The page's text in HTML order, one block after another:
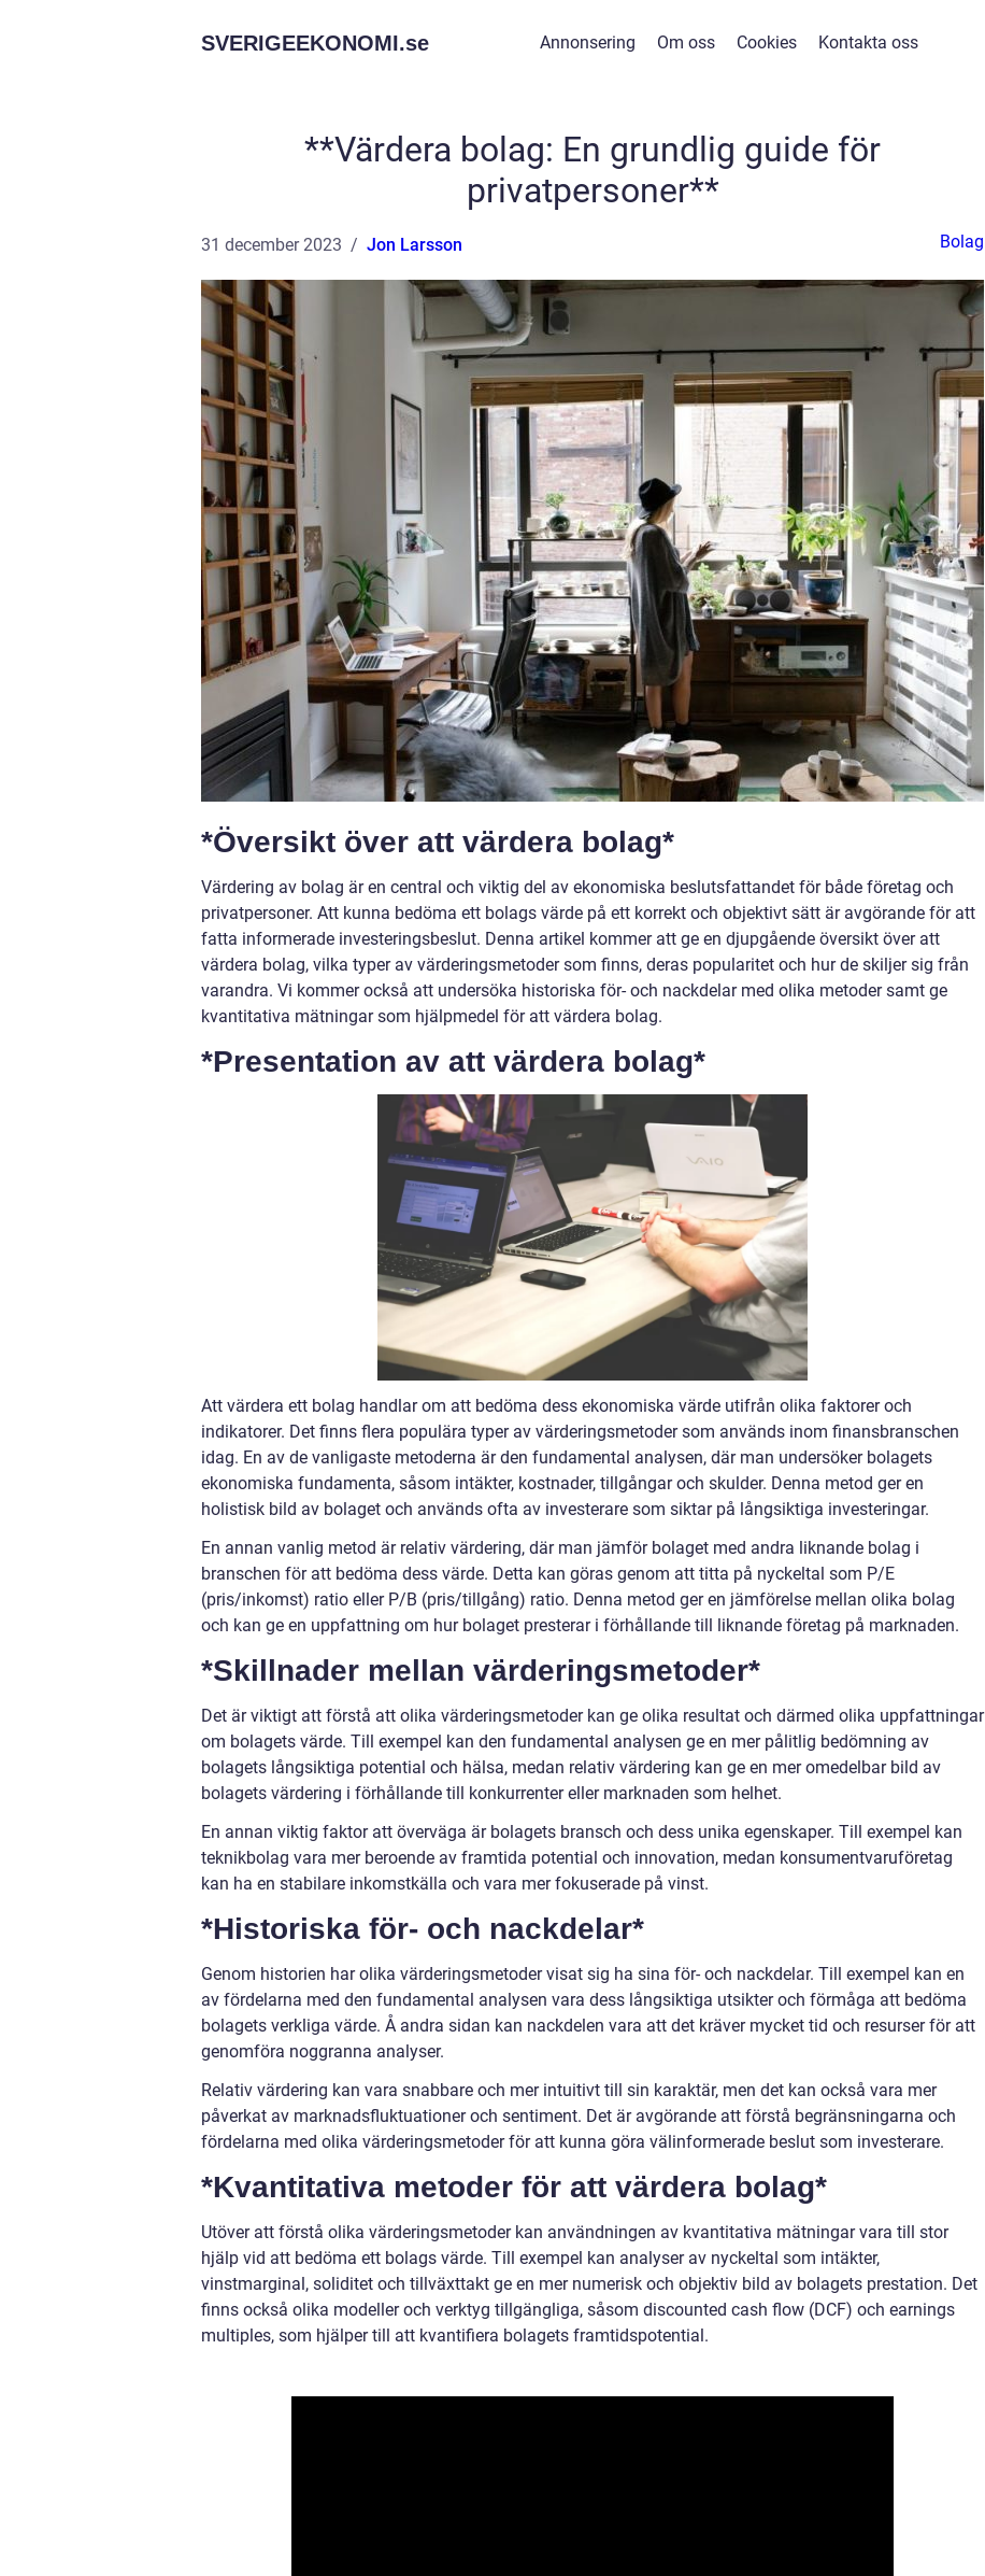
SVERIGEEKONOMI.se Annonsering Om oss Cookies Kontakta oss
**Värdera bolag: En grundlig guide för
privatpersoner**
31 december 2023 Jon Larsson Bolag
*Översikt över att värdera bolag*
Värdering av bolag är en central och viktig del av ekonomiska beslutsfattandet för både företag och
privatpersoner. Att kunna bedöma ett bolags värde på ett korrekt och objektivt sätt är avgörande för att
fatta informerade investeringsbeslut. Denna artikel kommer att ge en djupgående översikt över att
värdera bolag, vilka typer av värderingsmetoder som finns, deras popularitet och hur de skiljer sig från
varandra. Vi kommer också att undersöka historiska för- och nackdelar med olika metoder samt ge
kvantitativa mätningar som hjälpmedel för att värdera bolag.
*Presentation av att värdera bolag*
Att värdera ett bolag handlar om att bedöma dess ekonomiska värde utifrån olika faktorer och
indikatorer. Det finns flera populära typer av värderingsmetoder som används inom finansbranschen
idag. En av de vanligaste metoderna är den fundamental analysen, där man undersöker bolagets
ekonomiska fundamenta, såsom intäkter, kostnader, tillgångar och skulder. Denna metod ger en
holistisk bild av bolaget och används ofta av investerare som siktar på långsiktiga investeringar.
En annan vanlig metod är relativ värdering, där man jämför bolaget med andra liknande bolag i
branschen för att bedöma dess värde. Detta kan göras genom att titta på nyckeltal som P/E
(pris/inkomst) ratio eller P/B (pris/tillgång) ratio. Denna metod ger en jämförelse mellan olika bolag
och kan ge en uppfattning om hur bolaget presterar i förhållande till liknande företag på marknaden.
*Skillnader mellan värderingsmetoder*
Det är viktigt att förstå att olika värderingsmetoder kan ge olika resultat och därmed olika uppfattningar
om bolagets värde. Till exempel kan den fundamental analysen ge en mer pålitlig bedömning av
bolagets långsiktiga potential och hälsa, medan relativ värdering kan ge en mer omedelbar bild av
bolagets värdering i förhållande till konkurrenter eller marknaden som helhet.
En annan viktig faktor att överväga är bolagets bransch och dess unika egenskaper. Till exempel kan
teknikbolag vara mer beroende av framtida potential och innovation, medan konsumentvaruföretag
kan ha en stabilare inkomstkälla och vara mer fokuserade på vinst.
*Historiska för- och nackdelar*
Genom historien har olika värderingsmetoder visat sig ha sina för- och nackdelar. Till exempel kan en
av fördelarna med den fundamental analysen vara dess långsiktiga utsikter och förmåga att bedöma
bolagets verkliga värde. Å andra sidan kan nackdelen vara att det kräver mycket tid och resurser för att
genomföra noggranna analyser.
Relativ värdering kan vara snabbare och mer intuitivt till sin karaktär, men det kan också vara mer
påverkat av marknadsfluktuationer och sentiment. Det är avgörande att förstå begränsningarna och
fördelarna med olika värderingsmetoder för att kunna göra välinformerade beslut som investerare.
*Kvantitativa metoder för att värdera bolag*
Utöver att förstå olika värderingsmetoder kan användningen av kvantitativa mätningar vara till stor
hjälp vid att bedöma ett bolags värde. Till exempel kan analyser av nyckeltal som intäkter,
vinstmarginal, soliditet och tillväxttakt ge en mer numerisk och objektiv bild av bolagets prestation. Det
finns också olika modeller och verktyg tillgängliga, såsom discounted cash flow (DCF) och earnings
multiples, som hjälper till att kvantifiera bolagets framtidspotential.